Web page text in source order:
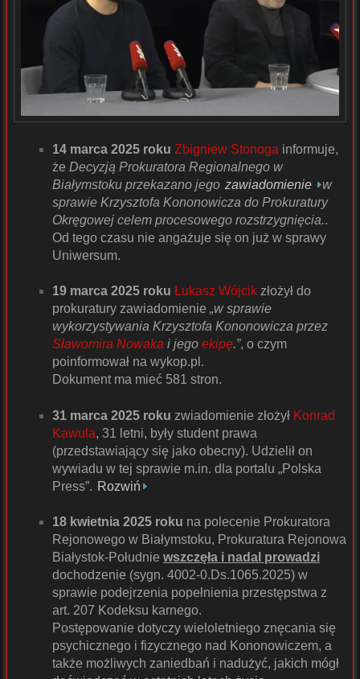
14 marca 2025 roku Zbigniew Stonoga informuje,
że Decyzją Prokuratora Regionalnego w
Białymstoku przekazano jego zawiadomienie
w
sprawie Krzysztofa Kononowicza do Prokuratury
Okręgowej celem procesowego rozstrzygnięcia..
Od tego czasu nie angażuje się on już w sprawy
Uniwersum.
19 marca 2025 roku Łukasz Wójcik złożył do
prokuratury zawiadomienie „w sprawie
wykorzystywania Krzysztofa Kononowicza przez
Sławomira Nowaka i jego ekipę.”, o czym
poinformował na wykop.pl.
Dokument ma mieć 581 stron.
31 marca 2025 roku zwiadomienie złożył Konrad
Kawula, 31 letni, były student prawa
(przedstawiający się jako obecny). Udzielił on
wywiadu w tej sprawie m.in. dla portalu „Polska
Press”. Rozwiń
18 kwietnia 2025 roku na polecenie Prokuratora
Rejonowego w Białymstoku, Prokuratura Rejonowa
Białystok-Południe wszczęła i nadal prowadzi
dochodzenie (sygn. 4002-0.Ds.1065.2025) w
sprawie podejrzenia popełnienia przestępstwa z
art. 207 Kodeksu karnego.
Postępowanie dotyczy wieloletniego znęcania się
psychicznego i fizycznego nad Kononowiczem, a
także możliwych zaniedbań i nadużyć, jakich mógł